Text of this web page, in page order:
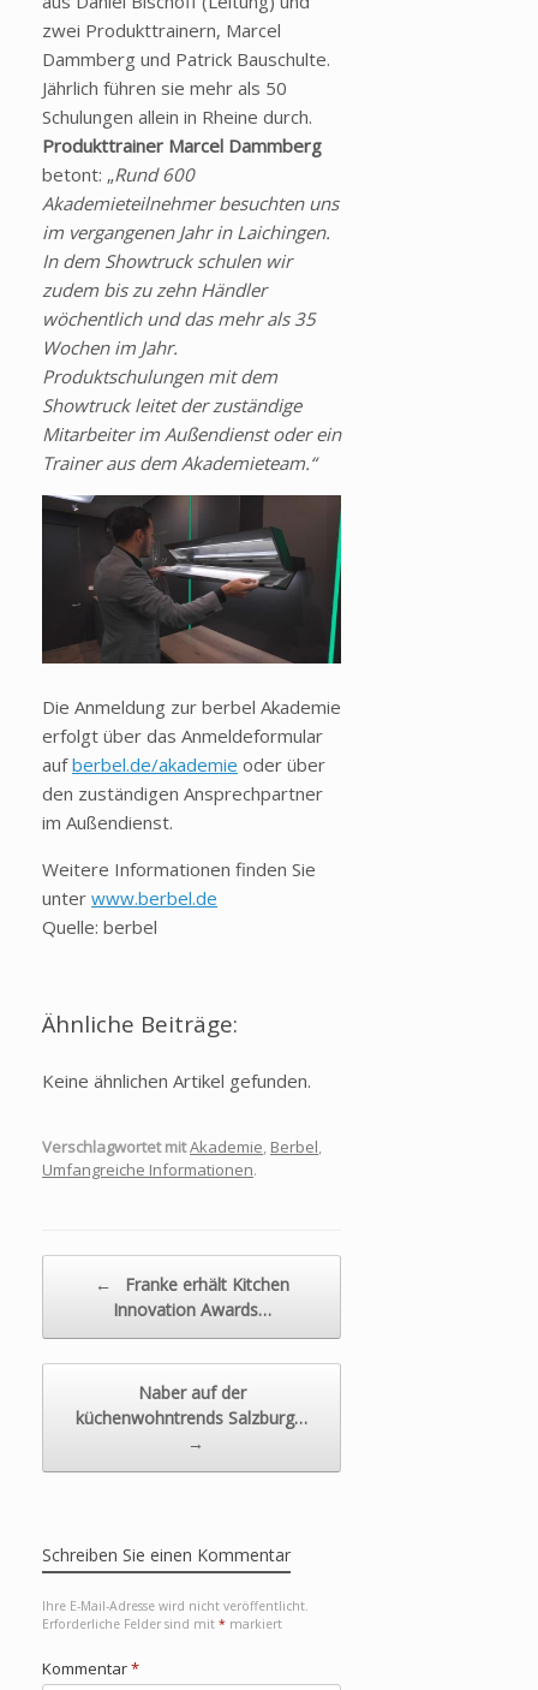
zwei Produkttrainern, Marcel
Dammberg und Patrick Bauschulte.
Jährlich führen sie mehr als 50
Schulungen allein in Rheine durch.
Produkttrainer Marcel Dammberg
betont: „Rund 600
Akademieteilnehmer besuchten uns
im vergangenen Jahr in Laichingen.
In dem Showtruck schulen wir
zudem bis zu zehn Händler
wöchentlich und das mehr als 35
Wochen im Jahr.
Produktschulungen mit dem
Showtruck leitet der zuständige
Mitarbeiter im Außendienst oder ein
Trainer aus dem Akademieteam.“
Die Anmeldung zur berbel Akademie
erfolgt über das Anmeldeformular
aufberbel.de/akademie oder über
den zuständigen Ansprechpartner
im Außendienst.
Weitere Informationen finden Sie
unter www.berbel.de
Quelle: berbel
Ähnliche Beiträge:
Keine ähnlichen Artikel gefunden.
Verschlagwortet mitAkademie, Berbel,
Umfangreiche Informationen.
←
Franke erhält Kitchen
Innovation Awards…
Naber auf der
küchenwohntrends Salzburg…
→
Schreiben Sie einen Kommentar
Ihre E-Mail-Adresse wird nicht veröffentlicht.
Erforderliche Felder sind mit * markiert
Kommentar*